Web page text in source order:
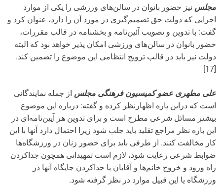
مجلس نیز حضور بانوان در سالن‌های ورزشی را یکی از موارد
اجرایی که دولت حق تصمیم‌گیری در مورد آن را دارد، عنوان کرد و
گفت: با تدوین و تصویب آئین‌نامه و بخشنامه در قالب مقررات،
حضور بانوان در سالن‌های ورزشی امکان پذیر خواهد بود که البته
دولت نیز باید در قالب ترویج انتظامی این موضوع را تضمین کند.
[17]
علی مطهری عضو کمیسیون فرهنگی مجلس از جمله نمایندگانی
است که دراین‌ باره اظهارنظر کرده و گفته: درباره این موضوع
بیشتر مسائل شرعی مطرح است و برای تدوین هر آیین‌نامه‌ای در
این باره نظر مراجع تقلید باید جلب شود زیرا احتمال دارد آنها با این
کار مخالفت کنند. از طرفی باید برای حضور زنان در ورزشگاه‌ها
ضوابط شرعی رعایت شود، لازم است تمهیداتی همچون جداکردن
راه ورود و خروج خانم‌ها و آقایان یا جداکردن جایگاه آنها در
ورزشگاه یا این قبیل موارد در نظر گرفته شود.